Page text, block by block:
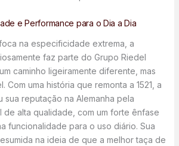
e Performance para o Dia a Dia
na especificidade extrema, a
faz parte do Grupo Riedel
caminho ligeiramente diferente, mas
Com uma história que remonta a 1521, a
sua reputação na Alemanha pela
alta qualidade, com um forte ênfase
funcionalidade para o uso diário. Sua
na ideia de que a melhor taça de